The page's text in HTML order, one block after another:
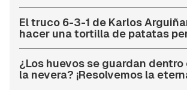
El truco 6-3-1 de Karlos
hacer una tortilla de patatas
¿Los huevos se guardan
la nevera? ¡Resolvemos la